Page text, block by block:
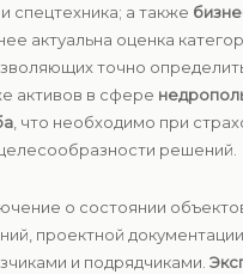
спецтехника; а также
актуальна оценка
точно
активов в сфере
, что необходимо при
решений.
о состоянии
проектной
и подрядчиками.